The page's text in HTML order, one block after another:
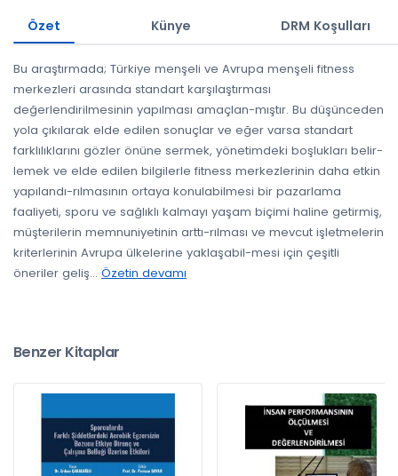
Özet Künye DRM Koşulları
Bu araştırmada; Türkiye menşeli ve Avrupa menşeli fitness
merkezleri arasında standart karşılaştırması
değerlendirilmesinin yapılması amaçlan-mıştır. Bu düşünceden
yola çıkılarak elde edilen sonuçlar ve eğer varsa standart
farklılıklarını gözler önüne sermek, yönetimdeki boşlukları belir-
lemek ve elde edilen bilgilerle fitness merkezlerinin daha etkin
yapılandı-rılmasının ortaya konulabilmesi bir pazarlama
faaliyeti, sporu ve sağlıklı kalmayı yaşam biçimi haline getirmiş,
müşterilerin memnuniyetinin arttı-rılması ve mevcut işletmelerin
kriterlerinin Avrupa ülkelerine yaklaşabil-mesi için çeşitli
öneriler geliş... Özetin devamı
Benzer Kitaplar